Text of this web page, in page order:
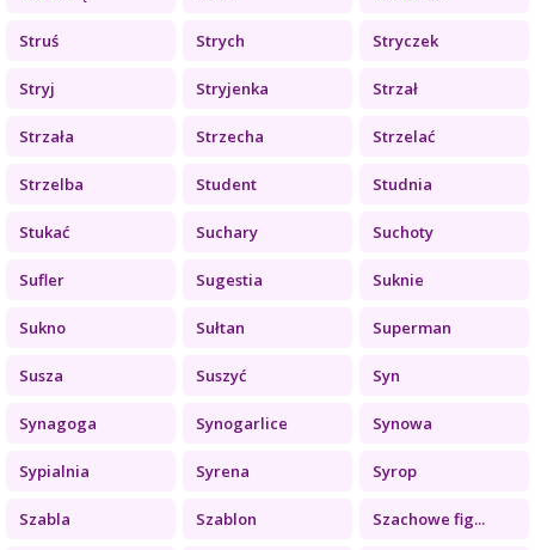
Struś Strych Stryczek
Stryj Stryjenka Strzał
Strzała Strzecha Strzelać
Strzelba Student Studnia
Stukać Suchary Suchoty
Sufler Sugestia Suknie
Sukno Sułtan Superman
Susza Suszyć Syn
Synagoga Synogarlice Synowa
Sypialnia Syrena Syrop
Szabla Szablon Szachowe fig...